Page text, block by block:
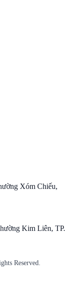
Xóm Chiếu,
Kim Liên, TP.
Reserved.